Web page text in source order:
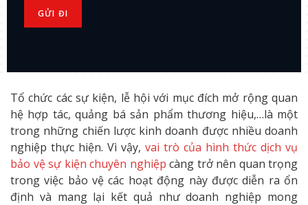
Tổ chức các sự kiện, lễ hội với mục đích mở rộng quan
hệ hợp tác, quảng bá sản phẩm thương hiệu,…là một
trong những chiến lược kinh doanh được nhiều doanh
nghiệp thực hiện. Vì vậy, vai trò của hình thức dịch vụ
bảo vệ sự kiện chuyên nghiệp càng trở nên quan trọng
trong việc bảo vệ các hoạt động này được diễn ra ổn
định và mang lại kết quả như doanh nghiệp mong